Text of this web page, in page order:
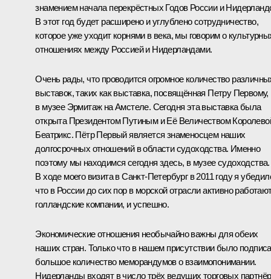
знамением начала перекрёстных Годов России и
В этот год будет расширено и углублено сотрудничество,
которое уже уходит корнями в века, мы говорим о
отношениях между Россией и Нидерландами.
Очень рады, что проводится огромное количество
выставок, таких как выставка, посвящённая Петру Первому,
в музее Эрмитаж на Амстеле. Сегодня эта выставка была
открыта Президентом Путиным и Её Величеством
Беатрикс. Пётр Первый является знаменосцем наших
долгосрочных отношений в области судоходства. Именно
поэтому мы находимся сегодня здесь, в музее судоходства.
В ходе моего визита в Санкт-Петербург в 2011 году я
что в России до сих пор в морской отрасли активно
голландские компании, и успешно.
Экономические отношения необычайно важны для обеих
наших стран. Только что в нашем присутствии было
большое количество меморандумов о взаимопонимании.
Нидерланды входят в число трёх ведущих торговых